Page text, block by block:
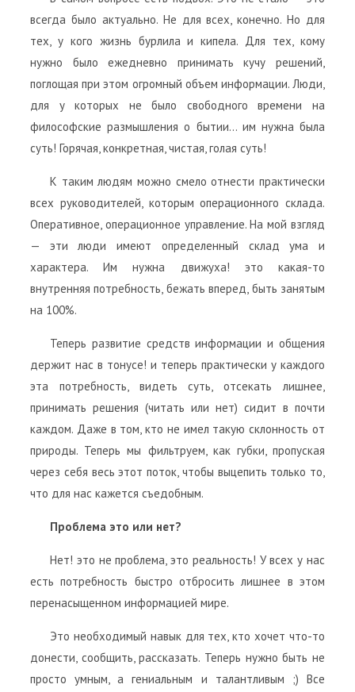
всегда было актуально. Не для всех, конечно. Но для
тех, у кого жизнь бурлила и кипела. Для тех, кому
нужно было ежедневно принимать кучу решений,
поглощая при этом огромный объем информации. Люди,
для у которых не было свободного времени на
философские размышления о бытии… им нужна была
суть! Горячая, конкретная, чистая, голая суть!
К таким людям можно смело отнести практически
всех руководителей, которым операционного склада.
Оперативное, операционное управление. На мой взгляд
— эти люди имеют определенный склад ума и
характера. Им нужна движуха! это какая-то
внутренняя потребность, бежать вперед, быть занятым
на 100%.
Теперь развитие средств информации и общения
держит нас в тонусе! и теперь практически у каждого
эта потребность, видеть суть, отсекать лишнее,
принимать решения (читать или нет) сидит в почти
каждом. Даже в том, кто не имел такую склонность от
природы. Теперь мы фильтруем, как губки, пропуская
через себя весь этот поток, чтобы выцепить только то,
что для нас кажется съедобным.
Проблема это или нет?
Нет! это не проблема, это реальность! У всех у нас
есть потребность быстро отбросить лишнее в этом
перенасыщенном информацией мире.
Это необходимый навык для тех, кто хочет что-то
донести, сообщить, рассказать. Теперь нужно быть не
просто умным, а гениальным и талантливым ;) Все